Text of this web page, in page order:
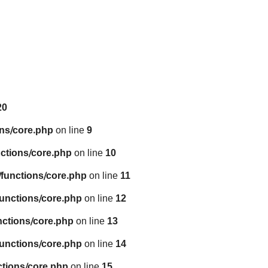
core.php on line 9
core.php on line 10
core.php on line 11
core.php on line 12
core.php on line 13
core.php on line 14